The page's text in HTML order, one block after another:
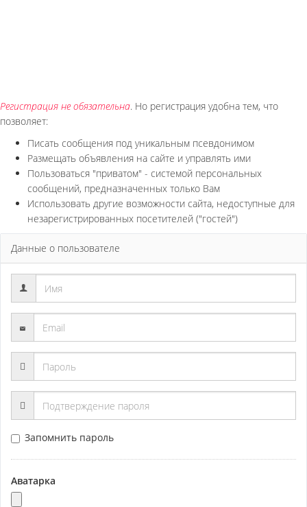
Регистрация не обязательна. Но регистрация удобна тем, что
позволяет:
Писать сообщения под уникальным псевдонимом
Размещать объявления на сайте и управлять ими
Пользоваться "приватом" - системой персональных
сообщений, предназначенных только Вам
Использовать другие возможности сайта, недоступные для
незарегистрированных посетителей ("гостей")
Данные о пользователе
Запомнить пароль
Аватарка